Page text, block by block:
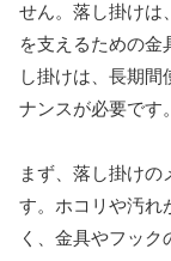
せん。落し掛けは
を支えるための金
し掛けは、長期
ナンスが必要です。
まず、落し掛け
す。ホコリや汚れ
く、金具やフッ